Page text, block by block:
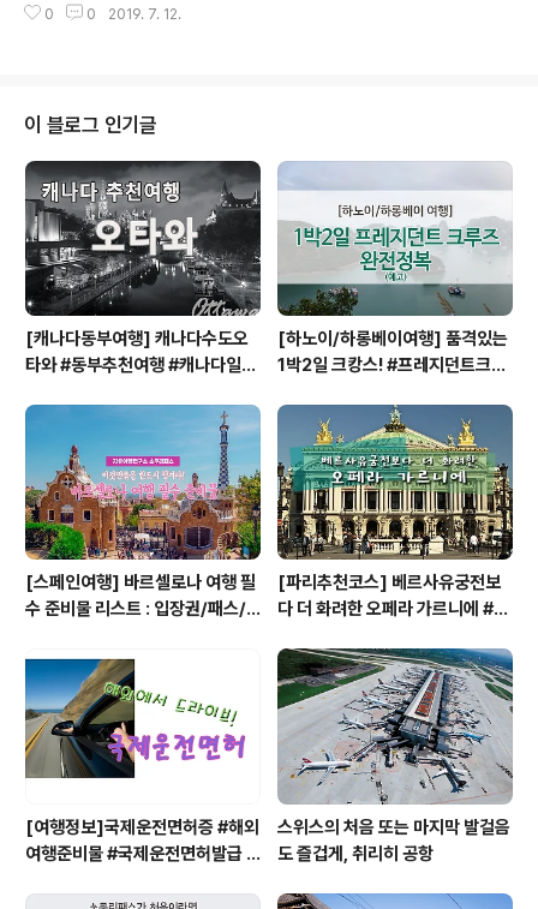
으로 이용합니다.여행자는 파리뮤지엄패스에 이름과 첫 개
험을 원하신다면?마카롱클래스를! 마카롱만들기 도전!쉽
늘의 마카롱클래스가 열리는 라빠르망. 소쿠리패스에서
예약하고 받은 이티켓.QR코드로 스캔하고 바로바로 입
장! 어머나,쿠킹클래스도 좋지만, 인테리어 보는 재미가 솔
솔하네요.스툴도 있쁘고, 조명도 예쁘고, 벌써 이렇게 세
팅되어 있더라구요~소품들도 하나씩 만져보면 쇼핑뿜뿜이
오더라구요. 오늘 마카롱클래스를 이끌어갈 파티쉐언니!
이 언니..
0 0 2019. 7. 12.
이 블로그 인기글
[캐나다동부여행] 캐나다수도오
타와 #동부추천여행 #캐나다일주
A
[하노이/하롱베이여행] 품격있는
1박2일 크캉스! #프레지던트크루
[스페인여행] 바르셀로나 여행 필
수 준비물 리스트 : 입장권/패스/
[파리추천코스] 베르사유궁전보
다 더 화려한 오페라 가르니에 #파
Opera Garnier
[여행정보]국제운전면허증 #해외
여행준비물 #국제운전면허발급 #
스위스의 처음 또는 마지막 발걸음
도 즐겁게, 취리히 공항